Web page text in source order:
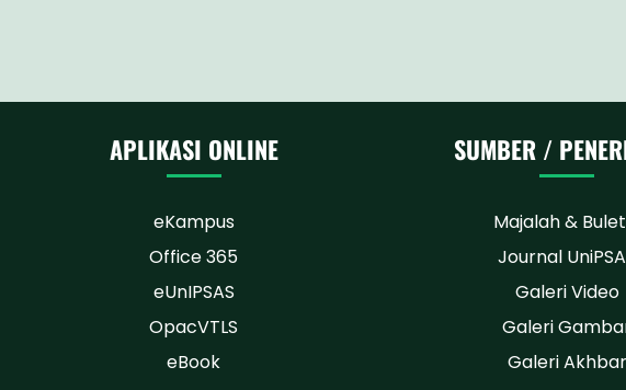
APLIKASI ONLINE
eKampus
Office 365
eUnIPSAS
OpacVTLS
eBook
SUMBER /
Majalah &
Journal
Galeri Video
Galeri
Galeri Akhbar